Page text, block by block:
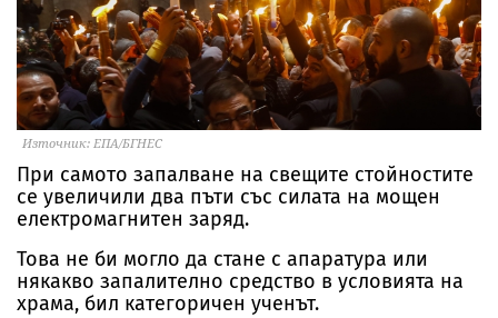
Източник: ЕПА/БГНЕС
При самото запалване на свещите стойностите
се увеличили два пъти със силата на мощен
електромагнитен заряд.
Това не би могло да стане с апаратура или
някакво запалително средство в условията на
храма, бил категоричен ученът.